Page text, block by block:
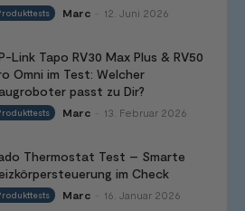
Marc 12. Juni 2026
Link Tapo RV30 Max Plus & RV50
Omni im Test: Welcher
passt zu Dir?
Marc 13. Februar 2026
Thermostat Test – Smarte
im Check
Marc 16. Januar 2026